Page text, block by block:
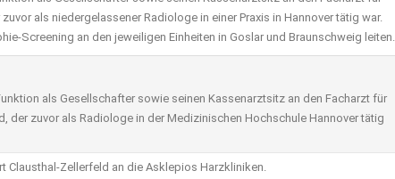
als niedergelassener Radiologe in einer Praxis in Hannover tätig war.
Screening an den jeweiligen Einheiten in Goslar und Braunschweig leiten.
als Gesellschafter sowie seinen Kassenarztsitz an den Facharzt für
der zuvor als Radiologe in der Medizinischen Hochschule Hannover tätig
Clausthal-Zellerfeld an die Asklepios Harzkliniken.